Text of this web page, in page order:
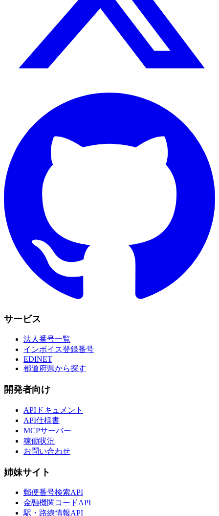
サービス
法人番号一覧
インボイス登録番号
EDINET
都道府県から探す
開発者向け
APIドキュメント
API仕様書
MCPサーバー
稼働状況
お問い合わせ
姉妹サイト
郵便番号検索API
金融機関コードAPI
駅・路線情報API